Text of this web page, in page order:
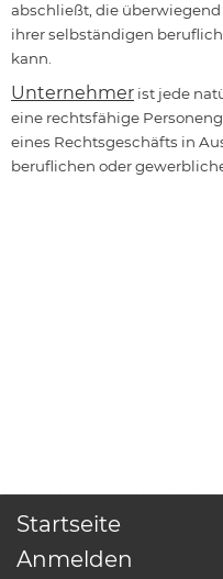
abschließt, die
ihrer selbständigen
kann.
Unternehmer ist jede
eine rechtsfähige
eines Rechtsgeschäfts in
beruflichen oder
Startseite
Anmelden